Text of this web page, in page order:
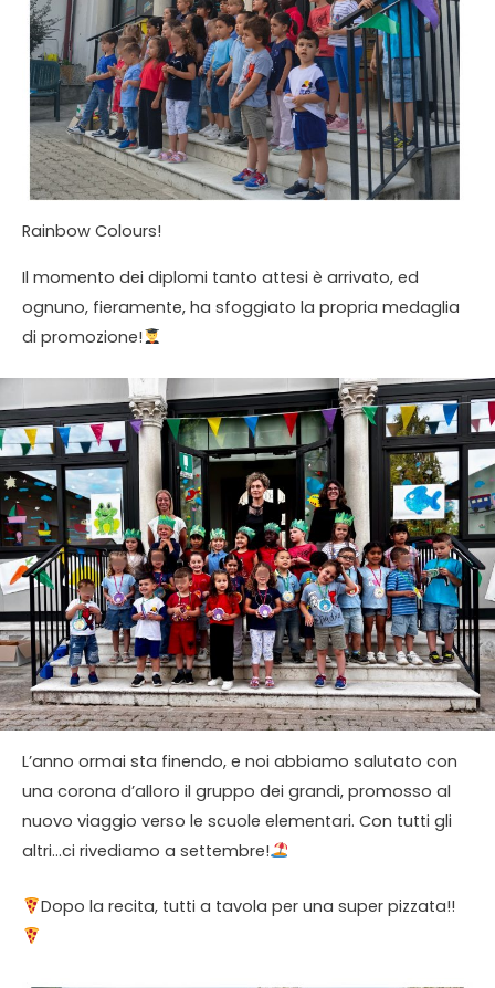
Rainbow Colours!
Il momento dei diplomi tanto attesi è arrivato, ed
ognuno, fieramente, ha sfoggiato la propria medaglia
di promozione!
L’anno ormai sta finendo, e noi abbiamo salutato con
una corona d’alloro il gruppo dei grandi, promosso al
nuovo viaggio verso le scuole elementari. Con tutti gli
altri…ci rivediamo a settembre!
​Dopo la recita, tutti a tavola per una super pizzata!!